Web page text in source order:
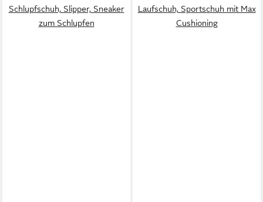
Schlupfschuh, Slipper, Sneaker
zum Schlupfen
Laufschuh, Sportschuh mit Max
Cushioning